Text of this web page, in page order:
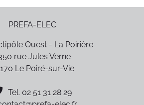
PREFA-ELEC
Ouest - La Poirière
rue Jules Verne
Le Poiré-sur-Vie
Tel. 02 51 31 28 29